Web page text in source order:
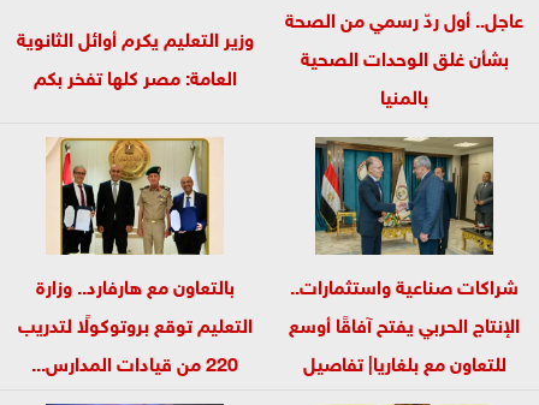
عاجل.. أول ردّ رسمي من الصحة
بشأن غلق الوحدات الصحية
بالمنيا
وزير التعليم يكرم أوائل الثانوية
العامة: مصر كلها تفخر بكم
شراكات صناعية واستثمارات..
الإنتاج الحربي يفتح آفاقًا أوسع
للتعاون مع بلغاريا| تفاصيل
بالتعاون مع هارفارد.. وزارة
التعليم توقع بروتوكولًا لتدريب
220 من قيادات المدارس...